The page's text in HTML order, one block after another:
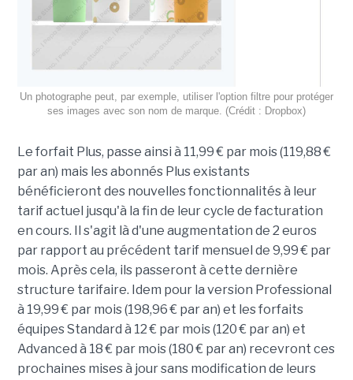
Un photographe peut, par exemple, utiliser l'option filtre pour protéger
ses images avec son nom de marque. (Crédit : Dropbox)
Le forfait Plus, passe ainsi à 11,99 € par mois (119,88 €
par an) mais les abonnés Plus existants
bénéficieront des nouvelles fonctionnalités à leur
tarif actuel jusqu'à la fin de leur cycle de facturation
en cours. Il s'agit là d'une augmentation de 2 euros
par rapport au précédent tarif mensuel de 9,99 € par
mois. Après cela, ils passeront à cette dernière
structure tarifaire. Idem pour la version Professional
à 19,99 € par mois (198,96 € par an) et les forfaits
équipes Standard à 12 € par mois (120 € par an) et
Advanced à 18 € par mois (180 € par an) recevront ces
prochaines mises à jour sans modification de leurs